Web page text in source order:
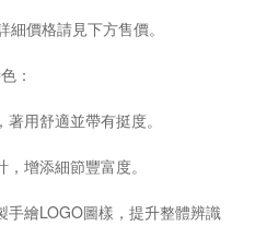
細價格請見下方售價。
：
用舒適並帶有挺度。
增添細節豐富度。
手繪LOGO圖樣，提升整體辨識